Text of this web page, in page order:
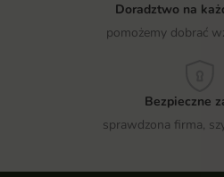
Doradztwo na
pomożemy dobrać
Bezpieczne
sprawdzona firma,